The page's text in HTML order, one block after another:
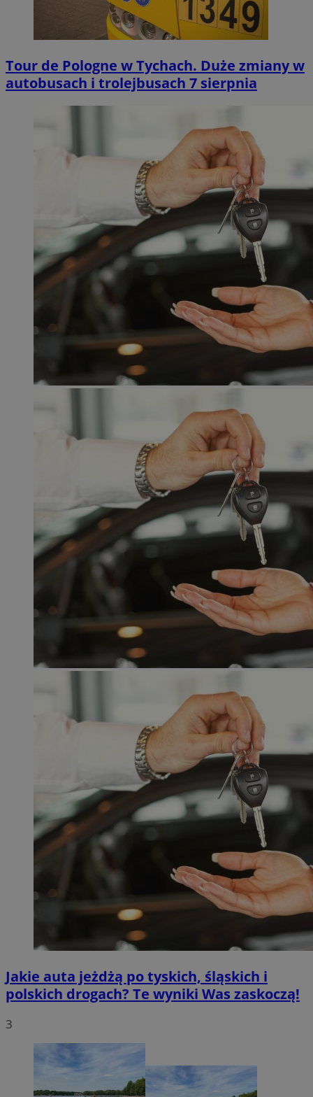
Tour de Pologne w Tychach. Duże zmiany w
autobusach i trolejbusach 7 sierpnia
Jakie auta jeżdżą po tyskich, śląskich i
polskich drogach? Te wyniki Was zaskoczą!
3